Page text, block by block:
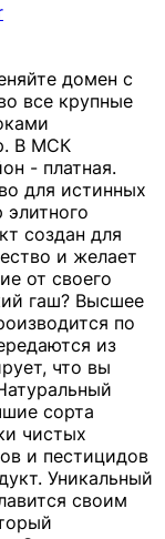
домен с
все крупные
В МСК
- платная.
для истинных
создан для
и желает
от своего
гаш? Высшее
по
из
что вы
сорта
чистых
и пестицидов
Уникальный
своим